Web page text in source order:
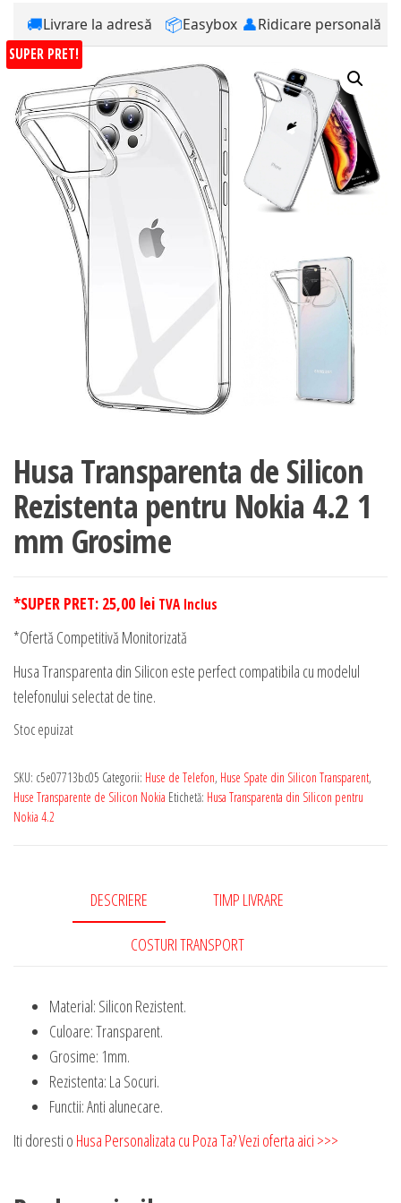
🚚Livrare la adresă 📦Easybox 👤Ridicare personală
SUPER PRET!
Husa Transparenta de Silicon
Rezistenta pentru Nokia 4.2 1
mm Grosime
*SUPER PRET: 25,00 lei TVA Inclus
*Ofertă Competitivă Monitorizată
Husa Transparenta din Silicon este perfect compatibila cu modelul
telefonului selectat de tine.
Stoc epuizat
SKU: c5e07713bc05 Categorii: Huse de Telefon, Huse Spate din Silicon Transparent,
Huse Transparente de Silicon Nokia Etichetă: Husa Transparenta din Silicon pentru
Nokia 4.2
DESCRIERE TIMP LIVRARE
COSTURI TRANSPORT
Material: Silicon Rezistent.
Culoare: Transparent.
Grosime: 1mm.
Rezistenta: La Socuri.
Functii: Anti alunecare.
Iti doresti o Husa Personalizata cu Poza Ta? Vezi oferta aici >>>